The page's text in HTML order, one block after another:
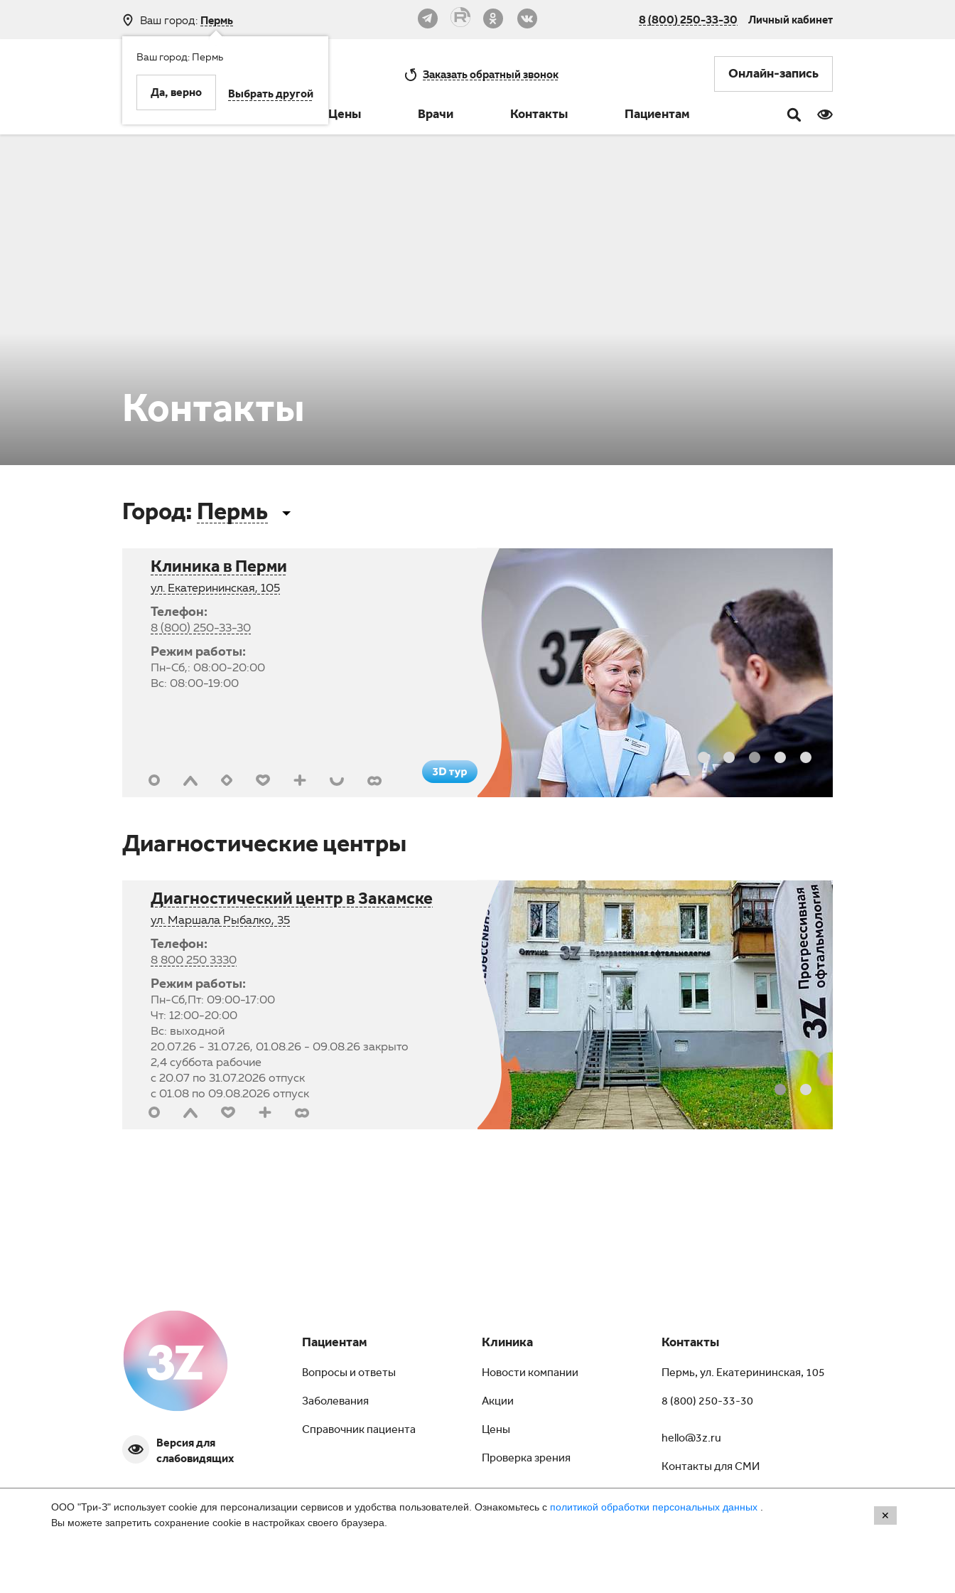
Ваш город: Пермь
Ваш город: Пермь
Да, верно Выбрать другой
8 (800) 250-33-30 Личный кабинет
Заказатьобратный звонок Онлайн-запись
Цены Врачи Контакты Пациентам
Контакты
Город: Пермь
Клиника в Перми
ул. Екатерининская, 105
Телефон:
8 (800) 250-33-30
Режим работы:
Пн-Сб,: 08:00-20:00
Вс: 08:00-19:00
Диагностические центры
Диагностический центр в Закамске
ул. Маршала Рыбалко, 35
Телефон:
8 800 250 3330
Режим работы:
Пн-Сб,Пт: 09:00-17:00
Чт: 12:00-20:00
Вс: выходной
20.07.26 - 31.07.26, 01.08.26 - 09.08.26 закрыто
2,4 суббота рабочие
с 20.07 по 31.07.2026 отпуск
с 01.08 по 09.08.2026 отпуск
Версия для
слабовидящих
Пациентам
Вопросы и ответы
Заболевания
Справочник пациента
Клиника
Новости компании
Акции
Цены
Проверка зрения
Контакты
Пермь, ул. Екатерининская, 105
8 (800) 250-33-30
hello@3z.ru
Контакты для СМИ
ООО "Три-З" использует cookie для персонализации сервисов и удобства пользователей. Ознакомьтесь с политикой обработки персональных данных
Вы можете запретить сохранение cookie в настройках своего браузера.
✕